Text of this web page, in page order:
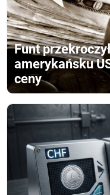
Funt
amerykańsku
ceny